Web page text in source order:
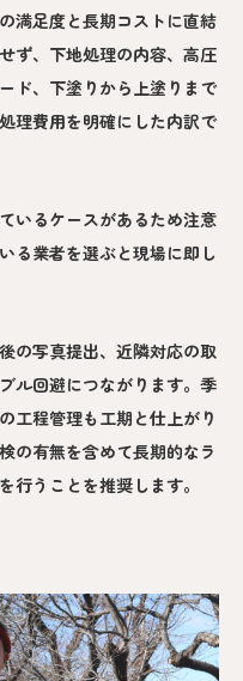
満足度と長期コストに直結
ず、下地処理の内容、高圧
ド、下塗りから上塗りまで
理費用を明確にした内訳で
いるケースがあるため注意
る業者を選ぶと現場に即し
の写真提出、近隣対応の取
ル回避につながります。季
工程管理も工期と仕上がり
の有無を含めて長期的なラ
行うことを推奨します。